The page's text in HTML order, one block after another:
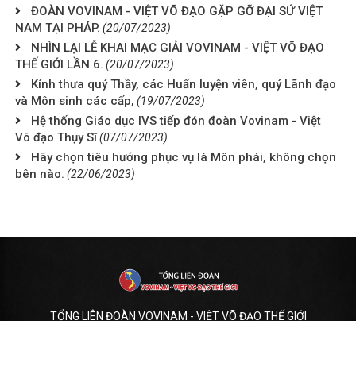
ĐOÀN VOVINAM - VIỆT VÕ ĐẠO GẶP GỠ ĐẠI SỨ VIỆT
NAM TẠI PHÁP. (20/07/2023)
NHÌN LẠI LỄ KHAI MẠC GIẢI VOVINAM - VIỆT VÕ ĐẠO
THẾ GIỚI LẦN 6. (20/07/2023)
Kính thưa quý Thầy, các Huấn luyện viên, quý Lãnh đạo
và Môn sinh các cấp, (19/07/2023)
Hệ thống Giáo dục IVS tiếp đón đoàn Vovinam - Việt
Võ đạo Thụy Sĩ(07/07/2023)
Hãy chọn tiêu hướng phục vụ là Môn phái, không chọn
bên nào. (22/06/2023)
TỔNG LIÊN ĐOÀN VOVINAM - VIỆT VÕ ĐẠO THẾ GIỚI